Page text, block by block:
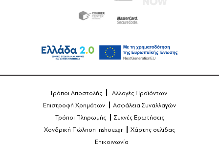
Τρόποι Αποστολής
Αλλαγές Προϊόντων
Επιστροφή Χρημάτων
Ασφάλεια Συναλλαγών
Τρόποι Πληρωμής
Συχνές Ερωτήσεις
Χονδρική Πώληση Inshoes.gr
Χάρτης σελίδας
Επικοινωνία